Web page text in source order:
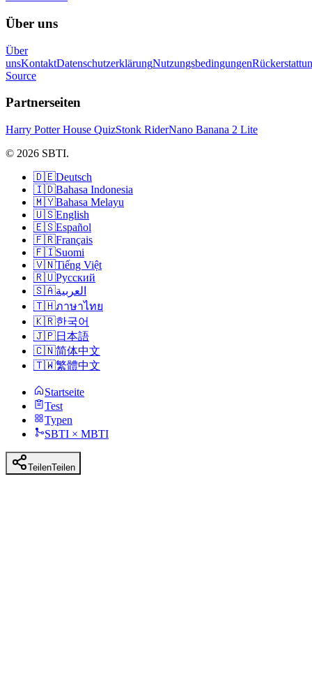
Über uns
Über
unsKontaktDatenschutzerklärungNutzungsbedingungen
Source
Partnerseiten
Harry Potter House QuizStonk RiderNano Banana 2 Lite
© 2026 SBTI.
🇩🇪Deutsch
🇮🇩Bahasa Indonesia
🇲🇾Bahasa Melayu
🇺🇸English
🇪🇸Español
🇫🇷Français
🇫🇮Suomi
🇻🇳Tiếng Việt
🇷🇺Русский
🇸🇦العربية
🇹🇭ภาษาไทย
🇰🇷한국어
🇯🇵日本語
🇨🇳简体中文
🇹🇼繁體中文
Startseite
Test
Typen
SBTI × MBTI
TeilenTeilen